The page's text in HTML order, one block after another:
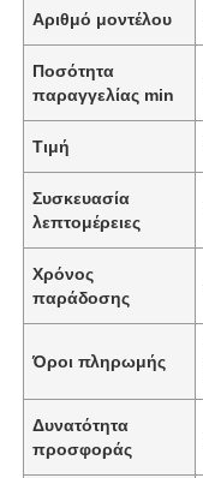
Αριθμό μοντέλου
Ποσότητα
παραγγελίας min
Τιμή
Συσκευασία
λεπτομέρειες
Χρόνος
παράδοσης
Όροι πληρωμής
Δυνατότητα
προσφοράς